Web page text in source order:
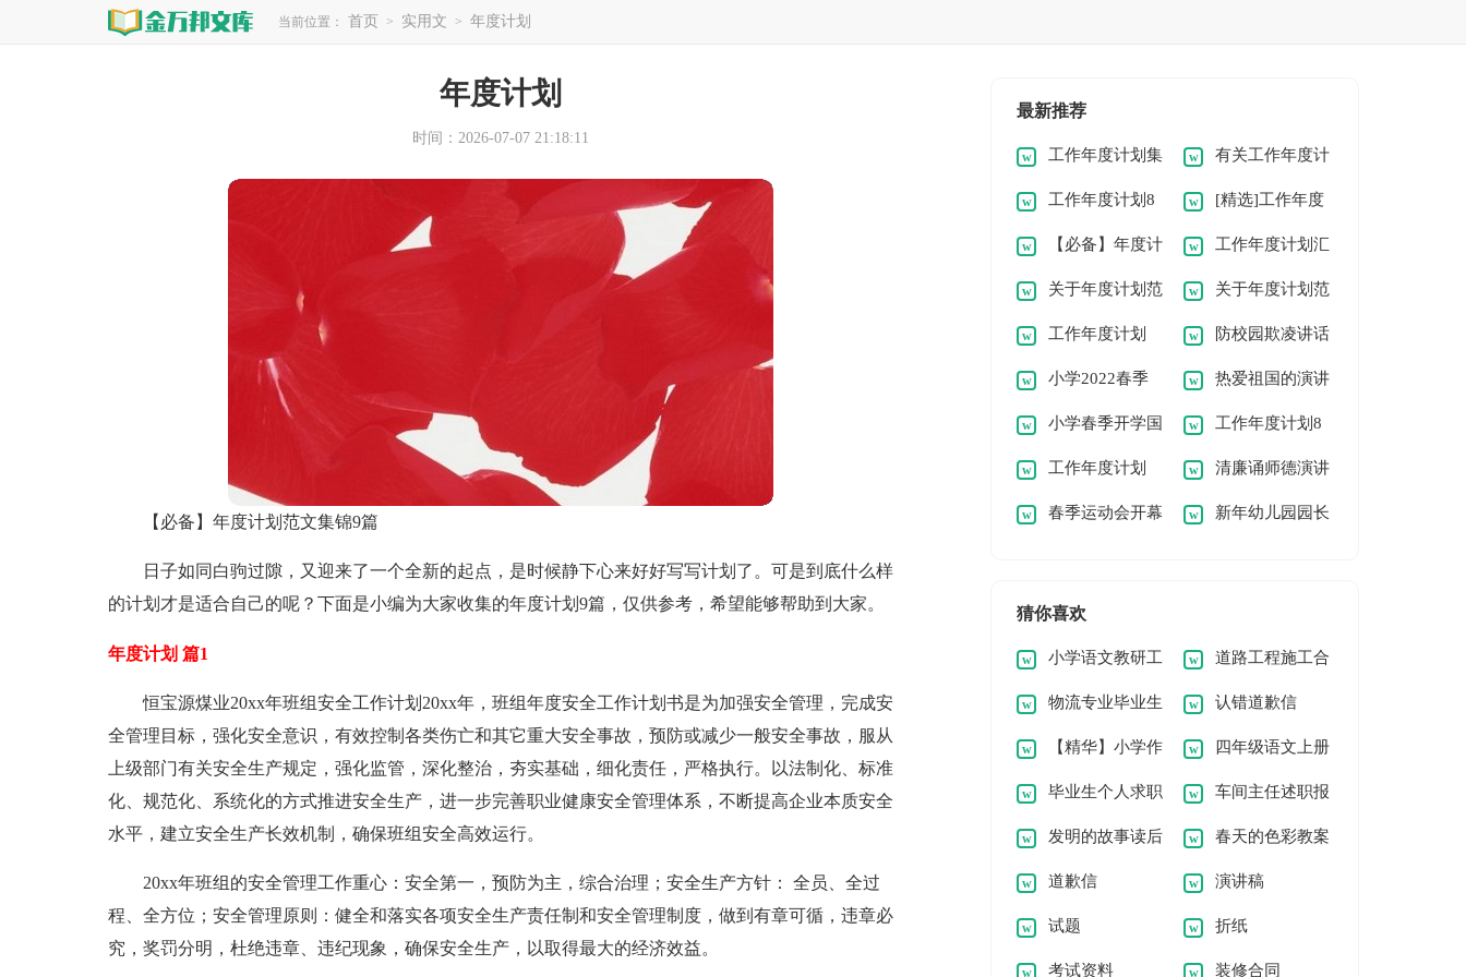
当前位置： 首页 > 实用文 > 年度计划
年度计划
时间：2026-07-07 21:18:11
【必备】年度计划范文集锦9篇
日子如同白驹过隙，又迎来了一个全新的起点，是时候静下心来好好写写计划了。可是到底什么样
的计划才是适合自己的呢？下面是小编为大家收集的年度计划9篇，仅供参考，希望能够帮助到大家。
年度计划 篇1
恒宝源煤业20xx年班组安全工作计划20xx年，班组年度安全工作计划书是为加强安全管理，完成安
全管理目标，强化安全意识，有效控制各类伤亡和其它重大安全事故，预防或减少一般安全事故，服从
上级部门有关安全生产规定，强化监管，深化整治，夯实基础，细化责任，严格执行。以法制化、标准
化、规范化、系统化的方式推进安全生产，进一步完善职业健康安全管理体系，不断提高企业本质安全
水平，建立安全生产长效机制，确保班组安全高效运行。
20xx年班组的安全管理工作重心：安全第一，预防为主，综合治理；安全生产方针： 全员、全过
程、全方位；安全管理原则：健全和落实各项安全生产责任制和安全管理制度，做到有章可循，违章必
究，奖罚分明，杜绝违章、违纪现象，确保安全生产，以取得最大的经济效益。
最新推荐
工作年度计划集
锦【8篇】
有关工作年度计
划范文集合8篇
工作年度计划8
篇【热门】
[精选]工作年度
计划8篇
【必备】年度计
划范文汇编七篇
工作年度计划汇
编[8篇]
关于年度计划范
文锦集6篇
关于年度计划范
文集合五篇
工作年度计划
【精选9篇】
防校园欺凌讲话
稿通用
小学2022春季
开学国旗下讲话稿
热爱祖国的演讲
稿范文
小学春季开学国
旗下讲话稿范文
工作年度计划8
篇【通用】
工作年度计划
（集合8篇）
清廉诵师德演讲
稿高中
春季运动会开幕 新年幼儿园园长
猜你喜欢
小学语文教研工
作总结
道路工程施工合
同
物流专业毕业生
实习报告7篇
认错道歉信
【精华】小学作
文汇编六篇
四年级语文上册
教学计划(15篇)
毕业生个人求职
自荐信
车间主任述职报
告
发明的故事读后
感
春天的色彩教案
道歉信 演讲稿
试题 折纸
考试资料 装修合同